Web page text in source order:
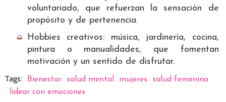
voluntariado, que refuerzan la sensación de
propósito y de pertenencia.
Hobbies creativos: música, jardinería, cocina,
pintura o manualidades, que fomentan
motivación y un sentido de disfrutar.
Tags:
Bienestar salud mental mujeres
salud femenina
lidear con emociones